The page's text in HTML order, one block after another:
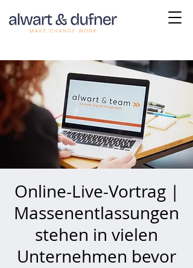
Online-Live-Vortrag |
Massenentlassungen
stehen in vielen
Unternehmen bevor